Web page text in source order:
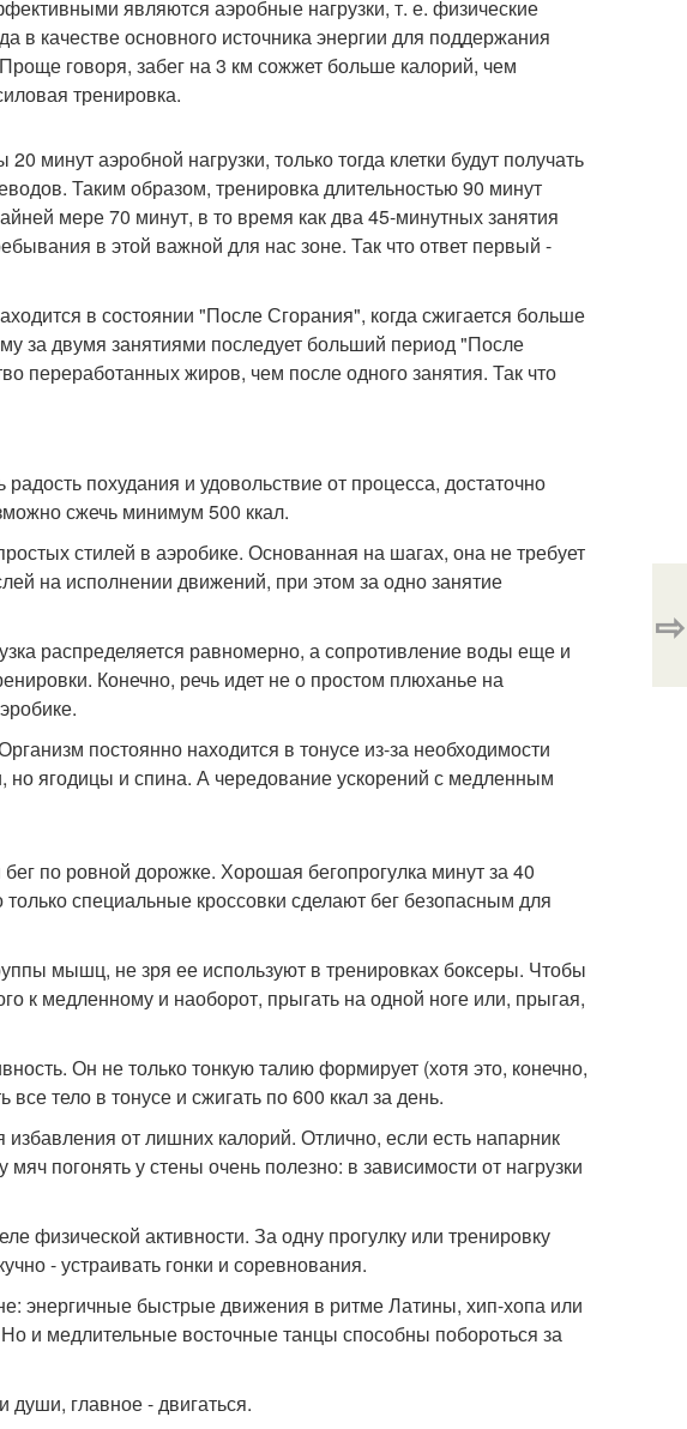
являются аэробные нагрузки, т. е. физические
в качестве основного источника энергии для поддержания
говоря, забег на 3 км сожжет больше калорий, чем
тренировка.
минут аэробной нагрузки, только тогда клетки будут получать
Таким образом, тренировка длительностью 90 минут
мере 70 минут, в то время как два 45-минутных занятия
в этой важной для нас зоне. Так что ответ первый -
в состоянии "После Сгорания", когда сжигается больше
за двумя занятиями последует больший период "После
переработанных жиров, чем после одного занятия. Так что
похудания и удовольствие от процесса, достаточно
сжечь минимум 500 ккал.
стилей в аэробике. Основанная на шагах, она не требует
на исполнении движений, при этом за одно занятие
распределяется равномерно, а сопротивление воды еще и
Конечно, речь идет не о простом плюханье на
постоянно находится в тонусе из-за необходимости
но ягодицы и спина. А чередование ускорений с медленным
по ровной дорожке. Хорошая бегопрогулка минут за 40
специальные кроссовки сделают бег безопасным для
мышц, не зря ее используют в тренировках боксеры. Чтобы
к медленному и наоборот, прыгать на одной ноге или, прыгая,
Он не только тонкую талию формирует (хотя это, конечно,
тело в тонусе и сжигать по 600 ккал за день.
избавления от лишних калорий. Отлично, если есть напарник
погонять у стены очень полезно: в зависимости от нагрузки
физической активности. За одну прогулку или тренировку
- устраивать гонки и соревнования.
энергичные быстрые движения в ритме Латины, хип-хопа или
и медлительные восточные танцы способны побороться за
души, главное - двигаться.
⇨